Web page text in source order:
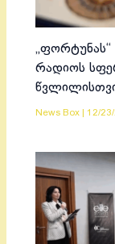
რადიოს
News Box |12/